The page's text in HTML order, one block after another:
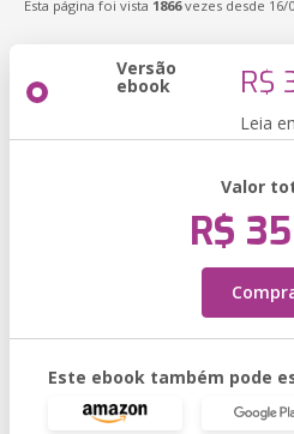
Esta página foi vista 1866vezes desde 16/
Versão
ebook R$
Leia
Valor
R$
Este ebook também pode